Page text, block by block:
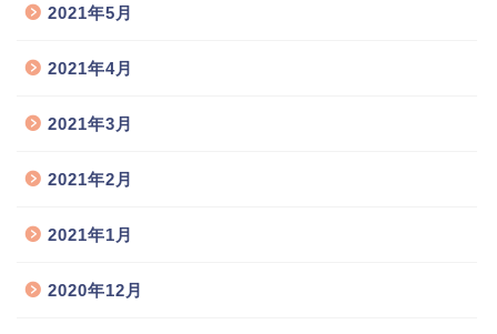
2021年5月
2021年4月
2021年3月
2021年2月
2021年1月
2020年12月